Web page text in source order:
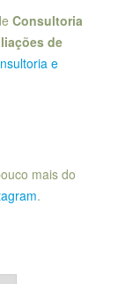
Consultoria
de
e
mais do
.